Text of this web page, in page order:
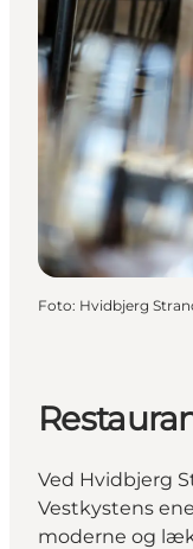
Foto: Hvidbjerg
Ved Hvidbjerg
Vestkystens
moderne og